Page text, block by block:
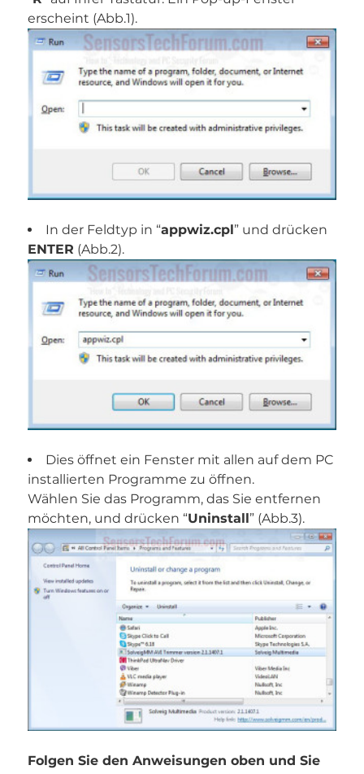
erscheint (Abb.1).
In der Feldtyp in “appwiz.cpl” und drücken
ENTER (Abb.2).
Dies öffnet ein Fenster mit allen auf dem PC
installierten Programme zu öffnen.
Wählen Sie das Programm, das Sie entfernen
möchten, und drücken “Uninstall” (Abb.3).
Folgen Sie den Anweisungen oben und Sie